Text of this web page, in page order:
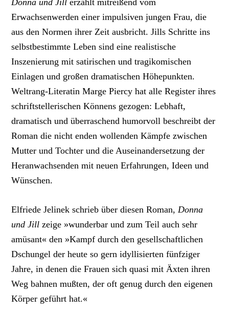
Donna und Jill erzählt mitreißend vom
Erwachsenwerden einer impulsiven jungen Frau, die
aus den Normen ihrer Zeit ausbricht. Jills Schritte ins
selbstbestimmte Leben sind eine realistische
Inszenierung mit satirischen und tragikomischen
Einlagen und großen dramatischen Höhepunkten.
Weltrang-Literatin Marge Piercy hat alle Register ihres
schriftstellerischen Könnens gezogen: Lebhaft,
dramatisch und überraschend humorvoll beschreibt der
Roman die nicht enden wollenden Kämpfe zwischen
Mutter und Tochter und die Auseinandersetzung der
Heranwachsenden mit neuen Erfahrungen, Ideen und
Wünschen.
Elfriede Jelinek schrieb über diesen Roman,Donna
und Jill zeige »wunderbar und zum Teil auch sehr
amüsant« den »Kampf durch den gesellschaftlichen
Dschungel der heute so gern idyllisierten fünfziger
Jahre, in denen die Frauen sich quasi mit Äxten ihren
Weg bahnen mußten, der oft genug durch den eigenen
Körper geführt hat.«